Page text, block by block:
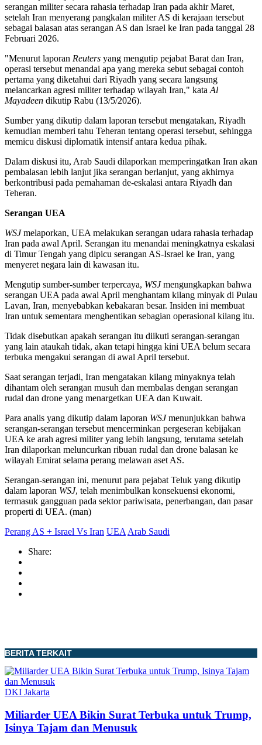
serangan militer secara rahasia terhadap Iran pada akhir Maret,
setelah Iran menyerang pangkalan militer AS di kerajaan tersebut
sebagai balasan atas serangan AS dan Israel ke Iran pada tanggal 28
Februari 2026.
"Menurut laporan Reuters yang mengutip pejabat Barat dan Iran,
operasi tersebut menandai apa yang mereka sebut sebagai contoh
pertama yang diketahui dari Riyadh yang secara langsung
melancarkan agresi militer terhadap wilayah Iran," kata Al
Mayadeen dikutip Rabu (13/5/2026).
Sumber yang dikutip dalam laporan tersebut mengatakan, Riyadh
kemudian memberi tahu Teheran tentang operasi tersebut, sehingga
memicu diskusi diplomatik intensif antara kedua pihak.
Dalam diskusi itu, Arab Saudi dilaporkan memperingatkan Iran akan
pembalasan lebih lanjut jika serangan berlanjut, yang akhirnya
berkontribusi pada pemahaman de-eskalasi antara Riyadh dan
Teheran.
Serangan UEA
WSJmelaporkan, UEA melakukan serangan udara rahasia terhadap
Iran pada awal April. Serangan itu menandai meningkatnya eskalasi
di Timur Tengah yang dipicu serangan AS-Israel ke Iran, yang
menyeret negara lain di kawasan itu.
Mengutip sumber-sumber terpercaya, WSJmengungkapkan bahwa
serangan UEA pada awal April menghantam kilang minyak di Pulau
Lavan, Iran, menyebabkan kebakaran besar. Insiden ini membuat
Iran untuk sementara menghentikan sebagian operasional kilang itu.
Tidak disebutkan apakah serangan itu diikuti serangan-serangan
yang lain ataukah tidak, akan tetapi hingga kini UEA belum secara
terbuka mengakui serangan di awal April tersebut.
Saat serangan terjadi, Iran mengatakan kilang minyaknya telah
dihantam oleh serangan musuh dan membalas dengan serangan
rudal dan drone yang menargetkan UEA dan Kuwait.
Para analis yang dikutip dalam laporan WSJmenunjukkan bahwa
serangan-serangan tersebut mencerminkan pergeseran kebijakan
UEA ke arah agresi militer yang lebih langsung, terutama setelah
Iran dilaporkan meluncurkan ribuan rudal dan drone balasan ke
wilayah Emirat selama perang melawan aset AS.
Serangan-serangan ini, menurut para pejabat Teluk yang dikutip
dalam laporan WSJ, telah menimbulkan konsekuensi ekonomi,
termasuk gangguan pada sektor pariwisata, penerbangan, dan pasar
properti di UEA. (man)
Perang AS + Israel Vs Iran UEA Arab Saudi
Share:
BERITA TERKAIT
DKI Jakarta
Miliarder UEA Bikin Surat Terbuka untuk Trump,
Isinya Tajam dan Menusuk